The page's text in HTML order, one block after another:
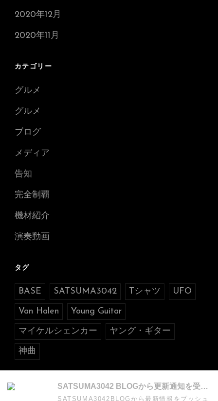
2020年12月
2020年11月
カテゴリー
グルメ
グルメ
ブログ
メディア
告知
完全制覇
機材紹介
演奏動画
タグ
BASE SATSUMA3042 Tシャツ UFO
Van Halen Young Guitar
マイケルシェンカー ヤング・ギター
神曲
SATSUMA3042 BLOGから更新通知を受け取る
SATSUMA3042BLOGから最新情報をプッシュ